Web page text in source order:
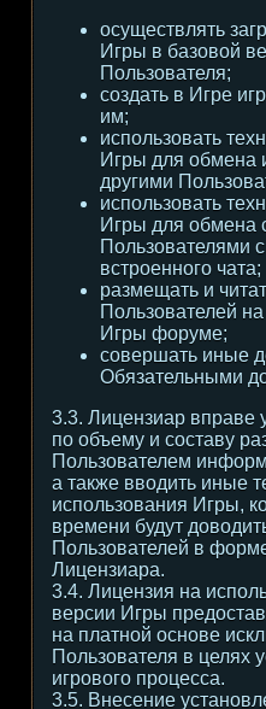
осуществлять
Игры в базовой
Пользователя;
создать в Игре
им;
использовать
Игры для обмена
другими
использовать
Игры для обмена
Пользователями
встроенного чата;
размещать и
Пользователей
Игры форуме;
совершать иные
Обязательными
3.3. Лицензиар вправе
по объему и составу
Пользователем
а также вводить иные
использования Игры,
времени будут
Пользователей в
Лицензиара.
3.4. Лицензия на
версии Игры
на платной основе
Пользователя в целях
игрового процесса.
3.5. Внесение